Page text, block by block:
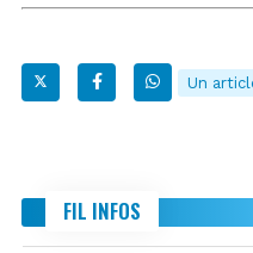
Un
FIL INFOS